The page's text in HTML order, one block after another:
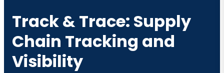
Track & Trace: Supply
Chain Tracking and
Visibility